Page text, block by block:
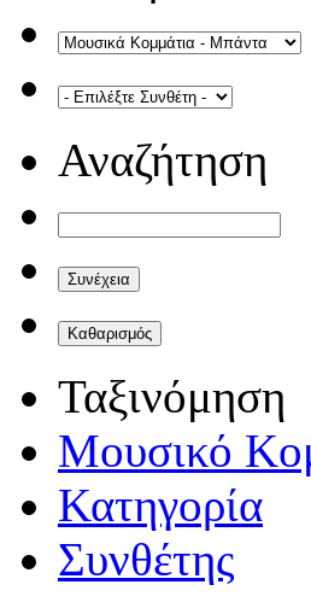
Αναζήτηση
Ταξινόμηση
Μουσικό
Κατηγορία
Συνθέτης